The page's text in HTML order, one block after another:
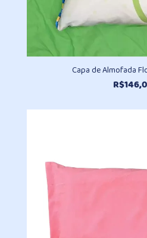
Capa de Almofada
R$